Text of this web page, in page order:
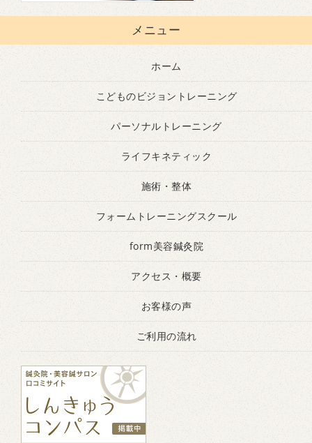
メニュー
ホーム
こどものビジョントレーニング
パーソナルトレーニング
ライフキネティック
施術・整体
フォームトレーニングスクール
form美容鍼灸院
アクセス・概要
お客様の声
ご利用の流れ